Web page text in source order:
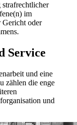
im
Gericht oder
Service
und eine
zählen die enge
und